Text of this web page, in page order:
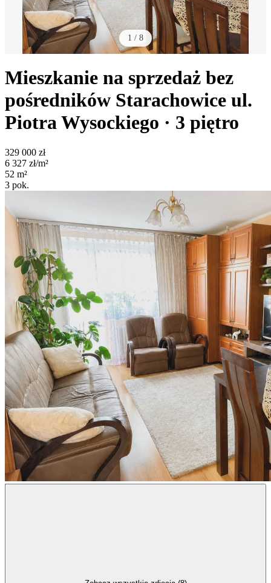
1 / 8
Mieszkanie na sprzedaż bez
pośredników Starachowice ul.
Piotra Wysockiego · 3 piętro
329 000 zł
6 327 zł/m²
52 m²
3 pok.